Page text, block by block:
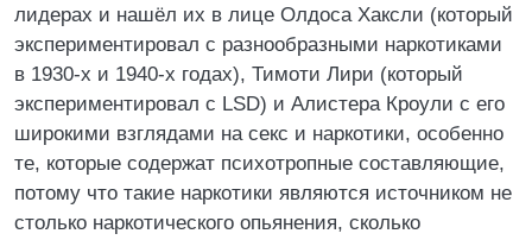
лидерах и нашёл их в лице Олдоса Хаксли (который
экспериментировал с разнообразными наркотиками
в 1930-х и 1940-х годах), Тимоти Лири (который
экспериментировал с LSD) и Алистера Кроули с его
широкими взглядами на секс и наркотики, особенно
те, которые содержат психотропные составляющие,
потому что такие наркотики являются источником не
столько наркотического опьянения, сколько